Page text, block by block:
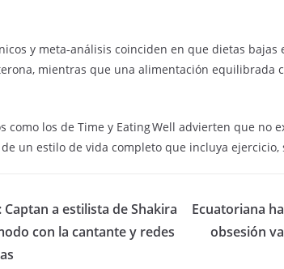
y meta‑análisis coinciden en que dietas
mientras que una alimentación equilibrada
como los de Time y Eating Well advierten que no
un estilo de vida completo que incluya ejercicio,
Captan a estilista de Shakira
con la cantante y redes
Ecuatoriana
obsesión